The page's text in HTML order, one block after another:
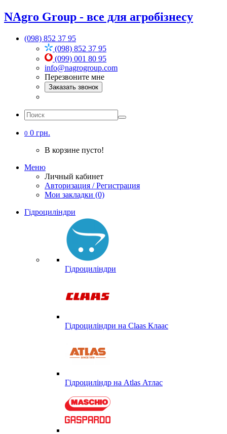
NAgro Group - все для агробізнесу
(098) 852 37 95
(098) 852 37 95
(099) 001 80 95
info@nagrogroup.com
Перезвоните мне
Заказать звонок
0 0 грн.
В корзине пусто!
Меню
Личный кабинет
Авторизация / Регистрация
Мои закладки (0)
Гідроциліндри
Гідроциліндри
Гідроциліндри на Claas Клаас
Гідроциліндр на Atlas Атлас